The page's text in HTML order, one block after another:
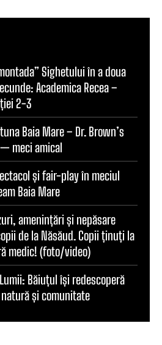
Sighetului în a doua
Academica Recea –
2-3
Baia Mare – Dr. Brown’s
meci amical
și fair-play în meciul
Baia Mare
amenințări și nepăsare
de la Năsăud. Copii ținuți la
medic! (foto/video)
Băiuțul își redescoperă
și comunitate